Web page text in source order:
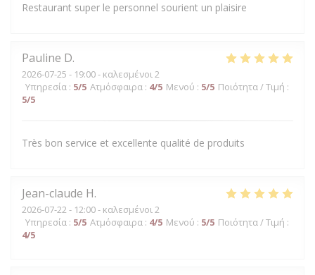
Restaurant super le personnel sourient un plaisire
Pauline D
2026-07-25 - 19:00 - καλεσμένοι 2
Υπηρεσία : 5/5 Ατμόσφαιρα : 4/5 Μενού : 5/5 Ποιότητα / Τιμή :
5/5
Très bon service et excellente qualité de produits
Jean-claude H
2026-07-22 - 12:00 - καλεσμένοι 2
Υπηρεσία : 5/5 Ατμόσφαιρα : 4/5 Μενού : 5/5 Ποιότητα / Τιμή :
4/5